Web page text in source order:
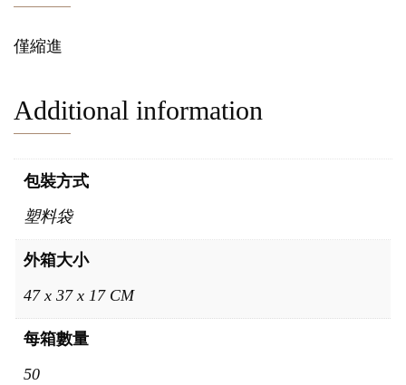
僅縮進
Additional information
包裝方式
塑料袋
外箱大小
47 x 37 x 17 CM
每箱數量
50